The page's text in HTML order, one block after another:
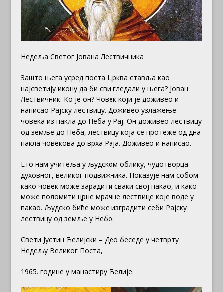
Недеља Светог Јована Лествичника
Зашто њега усред поста Црква ставља као
најсветију икону да би сви гледали у њега? Јован
Лествичник. Ко је он? Човек који је доживео и
написао Рајску лествицу. Доживео узлажење
човека из пакла до Неба у Рај. Он доживео лествицу
од земље до Неба, лествицу која се протеже од дна
пакла човекова до врха Раја. Доживео и написао.
Ето нам учитеља у људском облику, чудотворца
духовног, великог подвижника. Показује нам собом
како човек може зарадитисваки свој пакао, и како
може поломити црне мрачне лествице које воде у
пакао. Људско биће може изградити себи Рајску
лествицу од земље у Небо.
Свети Јустин Ћелијски – Део беседе у четврту
Недељу Великог Поста,
1965. године у манастиру Ћелије.